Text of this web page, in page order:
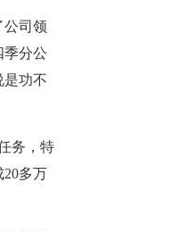
公司领
季分公
是功不
务，特
多万